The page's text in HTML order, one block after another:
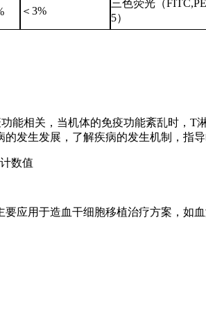
＜3%
三色荧光（
5）
能相关，当机体的免疫功能紊乱时，
发生发展，了解疾病的发生机制，指
数值
要应用于造血干细胞移植治疗方案，如